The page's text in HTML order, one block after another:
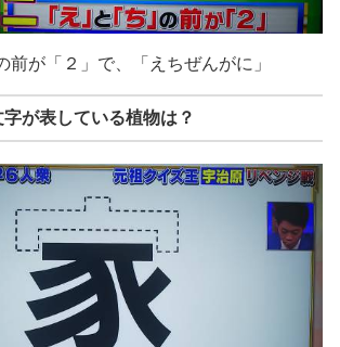
前が「２」で、「えちぜんがに」
字が表している植物は？